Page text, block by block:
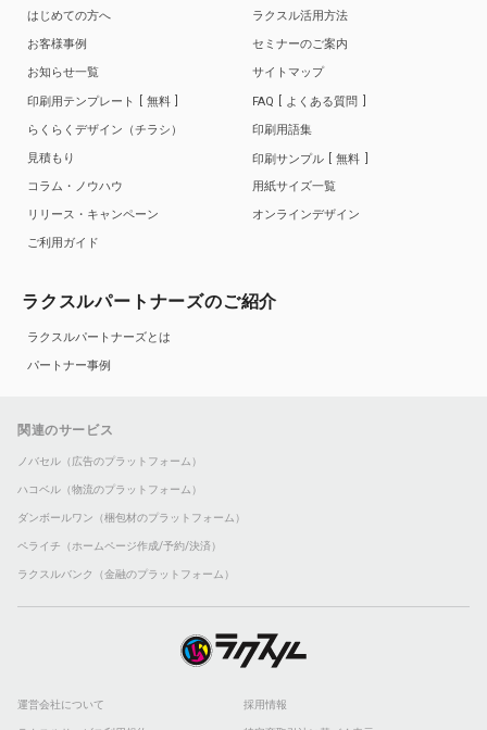
はじめての方へ
お客様事例
お知らせ一覧
印刷用テンプレート
無料
らくらくデザイン（チラシ）
見積もり
コラム・ノウハウ
リリース・キャンペーン
ご利用ガイド
ラクスル活用方法
セミナーのご案内
サイトマップ
FAQ
よくある質問
印刷用語集
印刷サンプル
無料
用紙サイズ一覧
オンラインデザイン
ラクスルパートナーズのご紹介
ラクスルパートナーズとは
パートナー事例
関連のサービス
ノバセル（広告のプラットフォーム）
ハコベル（物流のプラットフォーム）
ダンボールワン（梱包材のプラットフォーム）
ペライチ（ホームページ作成/予約/決済）
ラクスルバンク（金融のプラットフォーム）
運営会社について 採用情報